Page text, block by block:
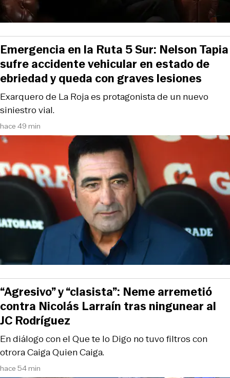
hace 49 min
Exarquero de La Roja es protagonista de un nuevo
siniestro vial.
Emergencia en la Ruta 5 Sur: Nelson Tapia
sufre accidente vehicular en estado de
ebriedad y queda con graves lesiones
hace 54 min
En diálogo con el Que te lo Digo no tuvo filtros con
otrora Caiga Quien Caiga.
“Agresivo” y “clasista”: Neme arremetió
contra Nicolás Larraín tras ningunear al
JC Rodríguez